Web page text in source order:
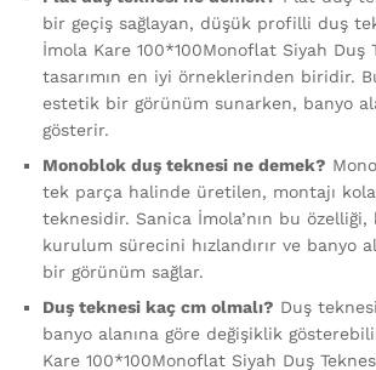
bir geçiş sağlayan, düşük profilli duş
İmola Kare 100*100Monoflat Siyah Duş
tasarımın en iyi örneklerinden biridir.
estetik bir görünüm sunarken, banyo
gösterir.
Monoblok duş teknesi ne demek?
tek parça halinde üretilen, montajı
teknesidir. Sanica İmola’nın bu özelliği,
kurulum sürecini hızlandırır ve banyo
bir görünüm sağlar.
Duş teknesi kaç cm olmalı? Duş
banyo alanına göre değişiklik
Kare 100*100Monoflat Siyah Duş